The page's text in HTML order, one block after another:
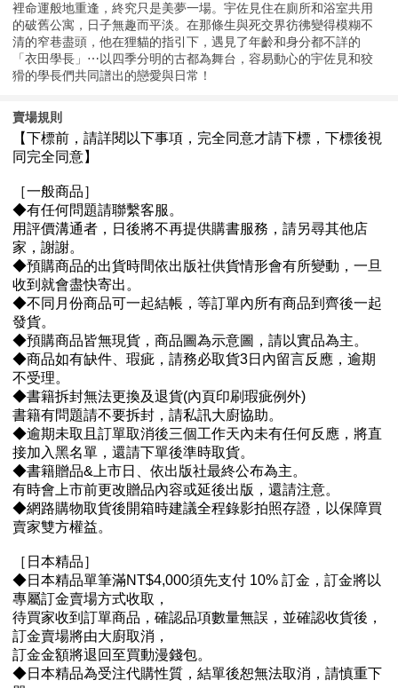
裡命運般地重逢，終究只是美夢一場。宇佐見住在廁所和浴室共用
的破舊公寓，日子無趣而平淡。在那條生與死交界彷彿變得模糊不
清的窄巷盡頭，他在狸貓的指引下，遇見了年齡和身分都不詳的
「衣田學長」⋯以四季分明的古都為舞台，容易動心的宇佐見和狡
猾的學長們共同譜出的戀愛與日常！
賣場規則